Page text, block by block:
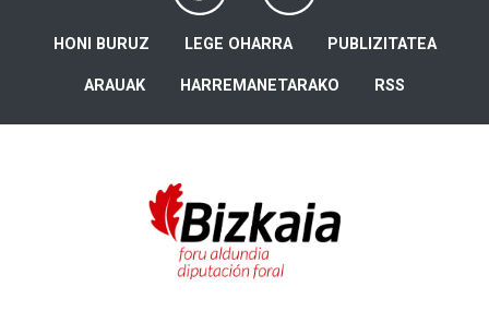
HONI BURUZ LEGE OHARRA PUBLIZITATEA
ARAUAK HARREMANETARAKO RSS